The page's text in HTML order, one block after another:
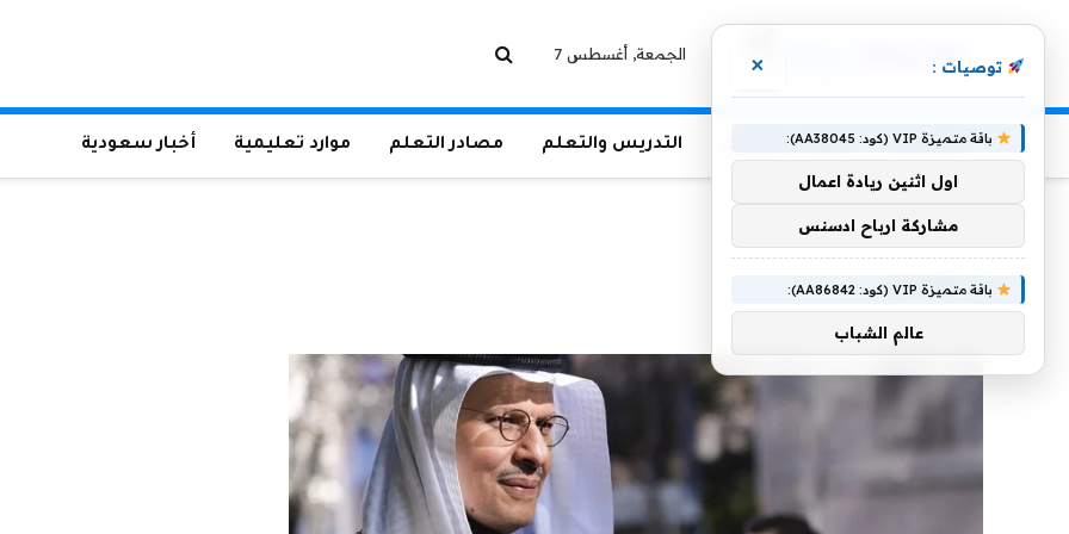
الجمعة, أغسطس 7
الرئيسية منوعات التعليم التدريس والتعلم مصادر التعلم موارد تعليمية أخبار سعودية
للسعر
توصيات : ×
باقة متميزة VIP (كود: AA38045):
اول اثنين ريادة اعمال
مشاركة ارباح ادسنس
باقة متميزة VIP (كود: AA86842):
عالم الشباب